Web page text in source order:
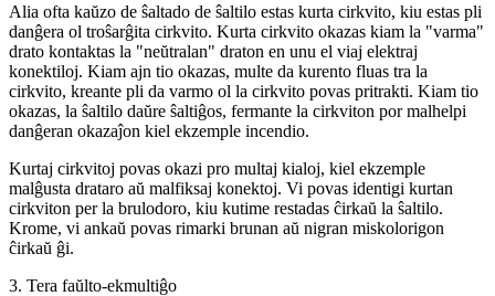
Alia ofta kaŭzo de ŝaltado de ŝaltilo estas kurta cirkvito, kiu estas pli
danĝera ol troŝarĝita cirkvito. Kurta cirkvito okazas kiam la "varma"
drato kontaktas la "neŭtralan" draton en unu el viaj elektraj
konektiloj. Kiam ajn tio okazas, multe da kurento fluas tra la
cirkvito, kreante pli da varmo ol la cirkvito povas pritrakti. Kiam tio
okazas, la ŝaltilo daŭre ŝaltiĝos, fermante la cirkviton por malhelpi
danĝeran okazaĵon kiel ekzemple incendio.
Kurtaj cirkvitoj povas okazi pro multaj kialoj, kiel ekzemple
malĝusta drataro aŭ malfiksaj konektoj. Vi povas identigi kurtan
cirkviton per la brulodoro, kiu kutime restadas ĉirkaŭ la ŝaltilo.
Krome, vi ankaŭ povas rimarki brunan aŭ nigran miskolorigon
ĉirkaŭ ĝi.
3. Tera faŭlto-ekmultiĝo